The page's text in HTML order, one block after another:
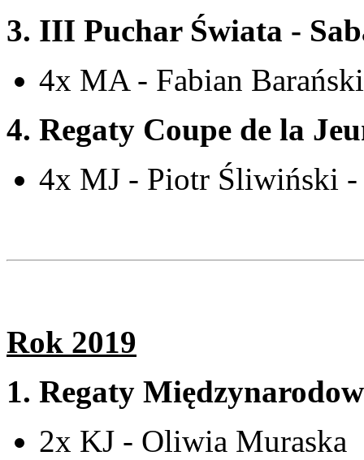
3. III Puchar Świata -
4x MA - Fabian
4. Regaty Coupe de la
4x MJ - Piotr Śliwiński -
Rok 2019
1. Regaty
2x KJ - Oliwia Muraska